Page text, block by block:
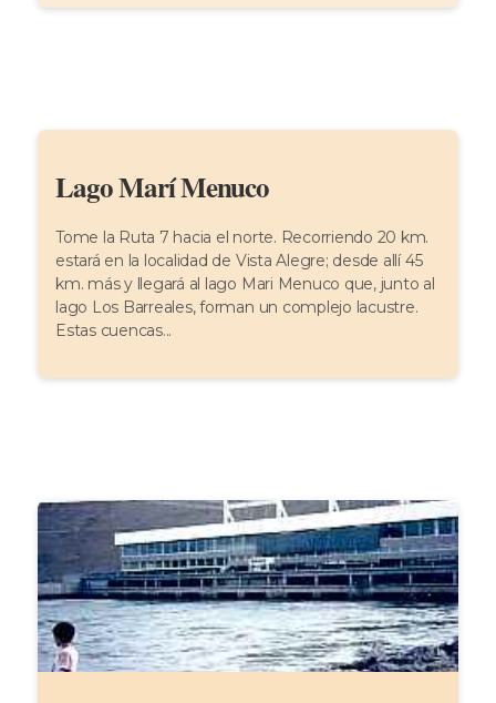
Lago Marí Menuco
Tome la Ruta 7 hacia el norte. Recorriendo 20 km.
estará en la localidad de Vista Alegre; desde allí 45
km. más y llegará al lago Mari Menuco que, junto al
lago Los Barreales, forman un complejo lacustre.
Estas cuencas...